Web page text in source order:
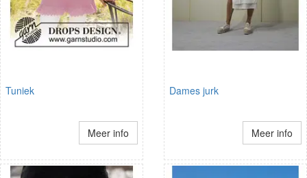
Tuniek
Meer info
Dames jurk
Meer info